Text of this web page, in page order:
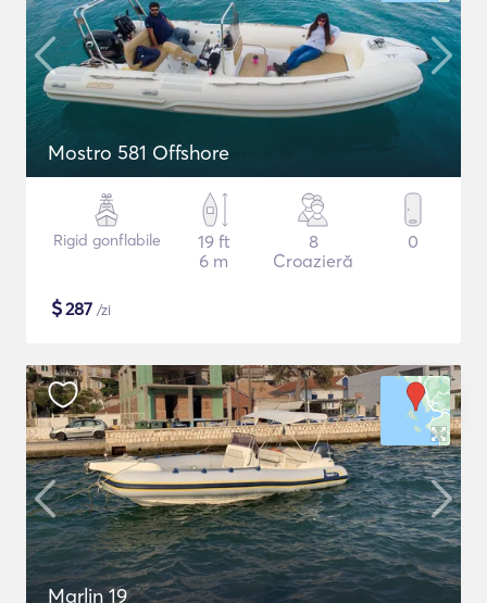
Mostro 581 Offshore
Rigid gonflabile
19 ft
6 m
8
Croazieră
0
$287 /zi
Marlin 19